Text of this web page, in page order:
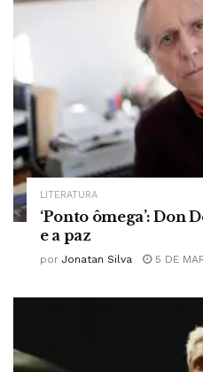
LITERATURA
‘Ponto ômega’: Don
e a paz
por Jonatan Silva 5 DE